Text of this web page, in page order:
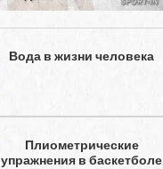
Вода в жизни человека
Плиометрические
упражнения в баскетболе